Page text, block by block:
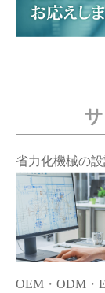
省力化機械の
OEM・ODM・